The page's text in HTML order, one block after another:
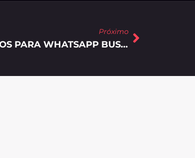
Próximo
ANÚNCIO DE NOVOS RECURSOS PARA WHATSAPP BUSINESS E COBRANÇA DE ALGUNS SERVIÇOS PARA EMPRESAS